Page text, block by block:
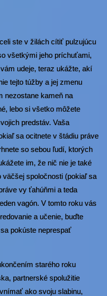
ste v žilách cítiť pulzujúcu
všetkými jeho príchuťami,
udeje, teraz ukážte, akí
tejto túžby a jej zmenu
nezostane kameň na
lebo si všetko môžete
predstáv. Vaša
sa ocitnete v štádiu práve
so sebou ľudí, ktorých
im, že nič nie je také
väčšej spoločnosti (pokiaľ sa
vy ťahúňmi a teda
vagón. V tomto roku vás
a učenie, buďte
pokúste neprespať
starého roku
partnerské spolužitie
ako svoju slabinu,